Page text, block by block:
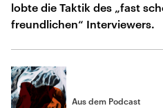
lobte die Taktik des „fast
freundlichen“ Interviewers.
Aus dem Podcast